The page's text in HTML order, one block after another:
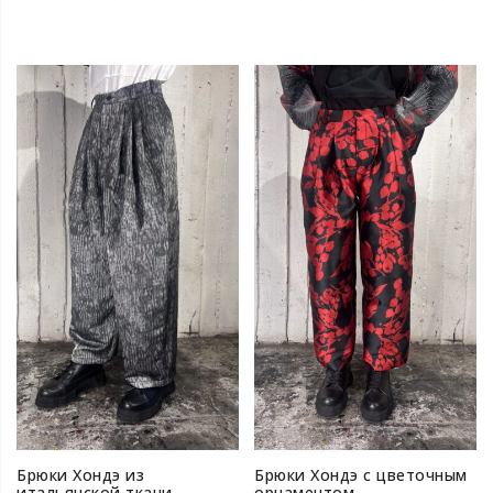
Брюки Хондэ из
Брюки Хондэ с цветочным